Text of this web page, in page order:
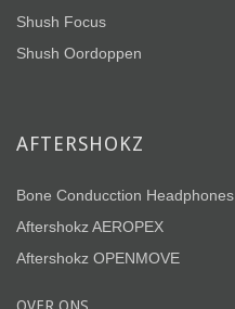
Shush Focus
Shush Oordoppen
AFTERSHOKZ
Bone Conducction Headphones
Aftershokz AEROPEX
Aftershokz OPENMOVE
OVER ONS